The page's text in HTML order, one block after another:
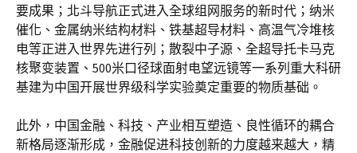
要成果；北斗导航正式进入全球组网服务的新时代；纳米
催化、金属纳米结构材料、铁基超导材料、高温气冷堆核
电等正进入世界先进行列；散裂中子源、全超导托卡马克
核聚变装置、500米口径球面射电望远镜等一系列重大科研
基建为中国开展世界级科学实验奠定重要的物质基础。
此外，中国金融、科技、产业相互塑造、良性循环的耦合
新格局逐渐形成，金融促进科技创新的力度越来越大，精